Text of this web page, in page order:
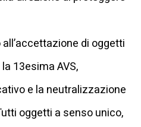
di oggetti
13esima AVS,
e la neutralizzazione
oggetti a senso unico,